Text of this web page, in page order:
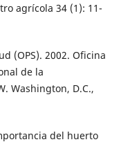
agrícola 34 (1): 11-
(OPS). 2002. Oficina
de la
Washington, D.C.,
del huerto